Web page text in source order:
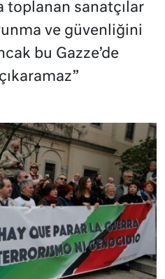
toplanan sanatçılar
ve güvenliğini
bu Gazze’de